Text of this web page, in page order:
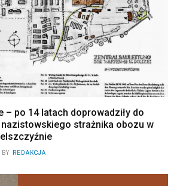
– po 14 latach doprowadziły do
nazistowskiego strażnika obozu w
BY REDAKCJA